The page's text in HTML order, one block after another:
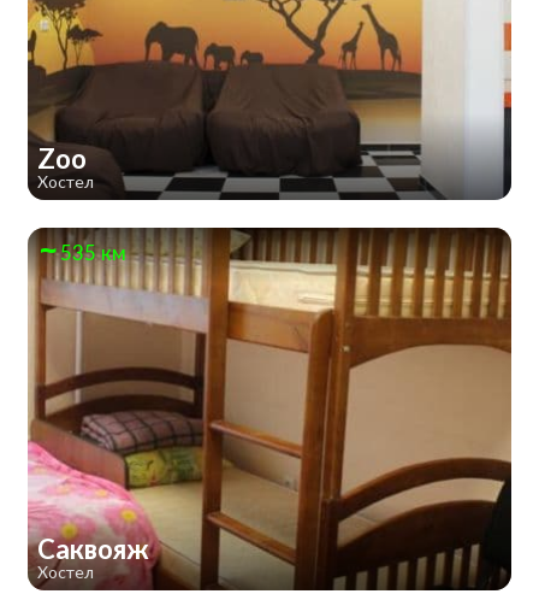
Zoo
Хостел
535 км
Саквояж
Хостел